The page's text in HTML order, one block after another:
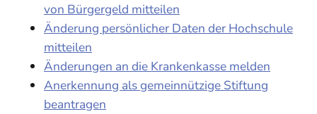
von Bürgergeld mitteilen
Änderung persönlicher Daten der Hochschule
mitteilen
Änderungen an die Krankenkasse melden
Anerkennung als gemeinnützige Stiftung
beantragen